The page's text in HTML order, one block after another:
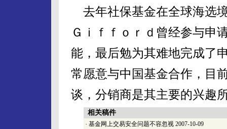
去年社保基金在全球海选
Ｇｉｆｆｏｒｄ曾经参与申
能，最后勉为其难地完成了
常愿意与中国基金合作，目
谈，分销商是其主要的兴趣
相关稿件
· 基金网上交易安全问题不容忽视 2007-10-09